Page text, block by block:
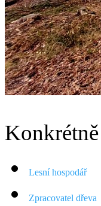
Lesní hospodář
Zpracovatel dřeva